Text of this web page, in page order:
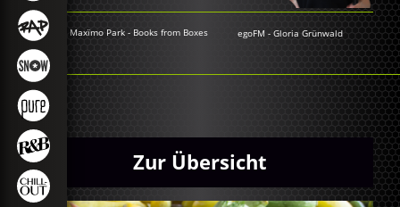
Maxïmo Park - Books from Boxes egoFM -Gloria Grünwald
Zur Übersicht